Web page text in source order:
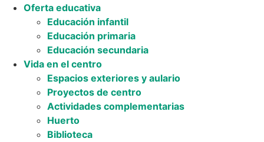
Oferta educativa
Educación infantil
Educación primaria
Educación secundaria
Vida en el centro
Espacios exteriores y aulario
Proyectos de centro
Actividades complementarias
Huerto
Biblioteca